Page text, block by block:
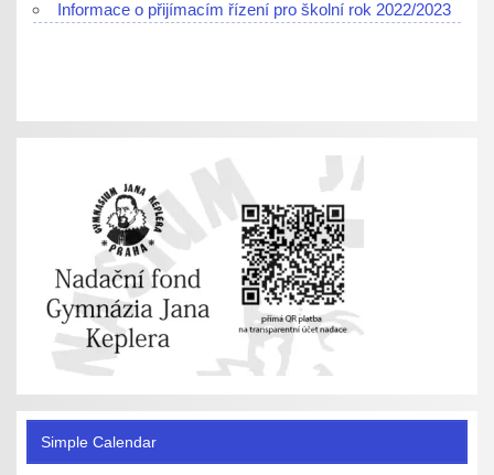
Informace o přijímacím řízení pro školní rok 2022/2023
Simple Calendar